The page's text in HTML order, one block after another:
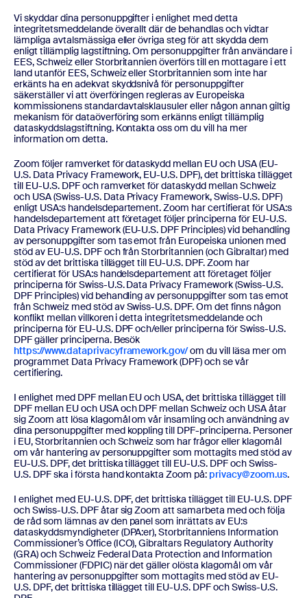
Vi skyddar dina personuppgifter i enlighet med detta
integritetsmeddelande överallt där de behandlas och vidtar
lämpliga avtalsmässiga eller övriga steg för att skydda dem
enligt tillämplig lagstiftning. Om personuppgifter från användare i
EES, Schweiz eller Storbritannien överförs till en mottagare i ett
land utanför EES, Schweiz eller Storbritannien som inte har
erkänts ha en adekvat skyddsnivå för personuppgifter
säkerställer vi att överföringen regleras av Europeiska
kommissionens standardavtalsklausuler eller någon annan giltig
mekanism för dataöverföring som erkänns enligt tillämplig
dataskyddslagstiftning. Kontakta oss om du vill ha mer
information om detta.
Zoom följer ramverket för dataskydd mellan EU och USA (EU-
U.S. Data Privacy Framework, EU-U.S. DPF), det brittiska tillägget
till EU-U.S. DPF och ramverket för dataskydd mellan Schweiz
och USA (Swiss-U.S. Data Privacy Framework, Swiss-U.S. DPF)
enligt USA:s handelsdepartement. Zoom har certifierat för USA:s
handelsdepartement att företaget följer principerna för EU-U.S.
Data Privacy Framework (EU-U.S. DPF Principles) vid behandling
av personuppgifter som tas emot från Europeiska unionen med
stöd av EU-U.S. DPF och från Storbritannien (och Gibraltar) med
stöd av det brittiska tillägget till EU-U.S. DPF. Zoom har
certifierat för USA:s handelsdepartement att företaget följer
principerna för Swiss-U.S. Data Privacy Framework (Swiss-U.S.
DPF Principles) vid behandling av personuppgifter som tas emot
från Schweiz med stöd av Swiss-U.S. DPF. Om det finns någon
konflikt mellan villkoren i detta integritetsmeddelande och
principerna för EU-U.S. DPF och/eller principerna för Swiss-U.S.
DPF gäller principerna. Besök
https://www.dataprivacyframework.gov/om du vill läsa mer om
programmet Data Privacy Framework (DPF) och se vår
certifiering.
I enlighet med DPF mellan EU och USA, det brittiska tillägget till
DPF mellan EU och USA och DPF mellan Schweiz och USA åtar
sig Zoom att lösa klagomål om vår insamling och användning av
dina personuppgifter med koppling till DPF-principerna. Personer
i EU, Storbritannien och Schweiz som har frågor eller klagomål
om vår hantering av personuppgifter som mottagits med stöd av
EU-U.S. DPF, det brittiska tillägget till EU-U.S. DPF och Swiss-
U.S. DPF ska i första hand kontakta Zoom på: privacy@zoom.us.
I enlighet med EU-U.S. DPF, det brittiska tillägget till EU-U.S. DPF
och Swiss-U.S. DPF åtar sig Zoom att samarbeta med och följa
de råd som lämnas av den panel som inrättats av EU:s
dataskyddsmyndigheter (DPA:er), Storbritanniens Information
Commissioner’s Office (ICO), Gibraltars Regulatory Authority
(GRA) och Schweiz Federal Data Protection and Information
Commissioner (FDPIC) när det gäller olösta klagomål om vår
hantering av personuppgifter som mottagits med stöd av EU-
U.S. DPF, det brittiska tillägget till EU-U.S. DPF och Swiss-U.S.